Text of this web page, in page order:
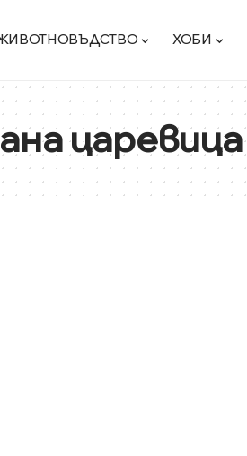
ХОБИ
царевица